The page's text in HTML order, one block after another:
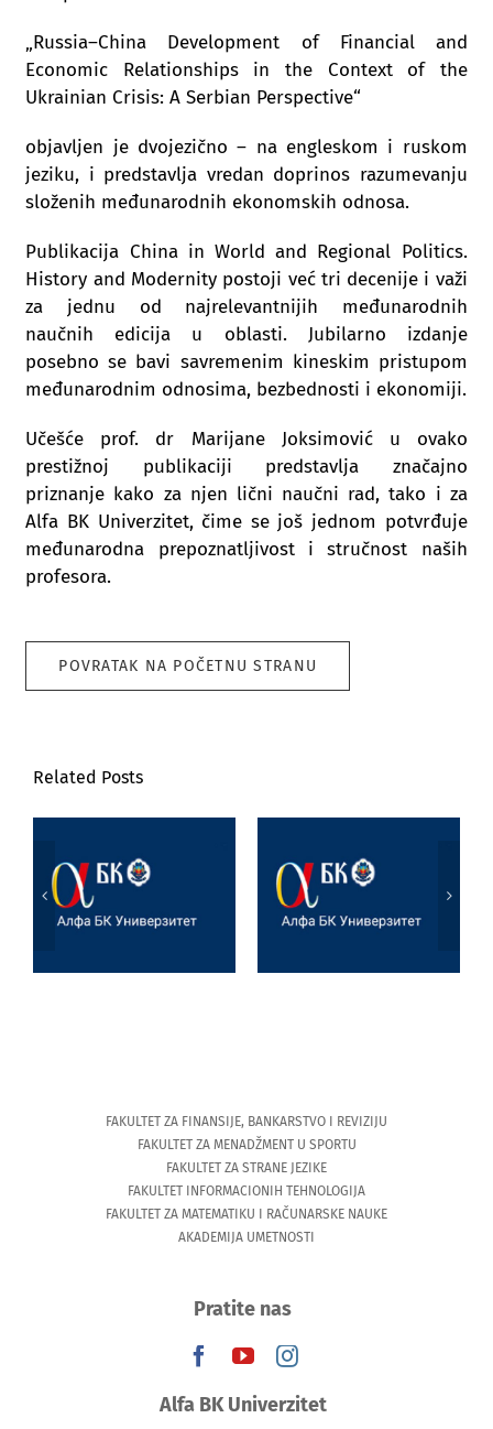
„Russia–China Development of Financial and
Economic Relationships in the Context of the
Ukrainian Crisis: A Serbian Perspective“
objavljen je dvojezično – na engleskom i ruskom
jeziku, i predstavlja vredan doprinos razumevanju
složenih međunarodnih ekonomskih odnosa.
Publikacija China in World and Regional Politics.
History and Modernity postoji već tri decenije i važi
za jednu od najrelevantnijih međunarodnih
naučnih edicija u oblasti. Jubilarno izdanje
posebno se bavi savremenim kineskim pristupom
međunarodnim odnosima, bezbednosti i ekonomiji.
Učešće prof. dr Marijane Joksimović u ovako
prestižnoj publikaciji predstavlja značajno
priznanje kako za njen lični naučni rad, tako i za
Alfa BK Univerzitet, čime se još jednom potvrđuje
međunarodna prepoznatljivost i stručnost naših
profesora.
POVRATAK NA POČETNU STRANU
Related Posts
Jezik, književnost
i veštačka
Marijane
Joksimović
Univerzitetu u
FAKULTET ZA FINANSIJE, BANKARSTVO I REVIZIJU
FAKULTET ZA MENADŽMENT U SPORTU
FAKULTET ZA STRANE JEZIKE
FAKULTET INFORMACIONIH TEHNOLOGIJA
FAKULTET ZA MATEMATIKU I RAČUNARSKE NAUKE
AKADEMIJA UMETNOSTI
Pratite nas
Alfa BK Univerzitet